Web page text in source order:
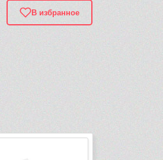
В избранное